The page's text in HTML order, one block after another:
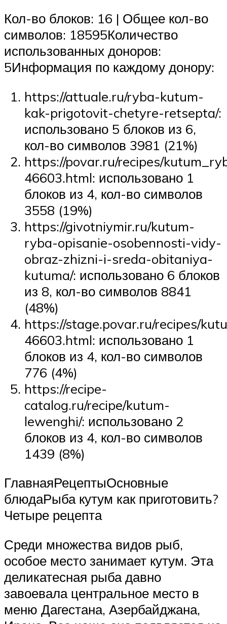
Кол-во блоков: 16 | Общее кол-во
символов: 18595Количество
использованных доноров:
5Информация по каждому донору:
https://attuale.ru/ryba-kutum-
kak-prigotovit-chetyre-retsepta/:
использовано 5 блоков из 6,
кол-во символов 3981 (21%)
https://povar.ru/recipes/
46603.html: использовано 1
блоков из 4, кол-во символов
3558 (19%)
https://givotniymir.ru/kutum-
ryba-opisanie-osobennosti-vidy-
obraz-zhizni-i-sreda-obitaniya-
kutuma/: использовано 6 блоков
из 8, кол-во символов 8841
(48%)
https://stage.povar.ru/recipes/
46603.html: использовано 1
блоков из 4, кол-во символов
776 (4%)
https://recipe-
catalog.ru/recipe/kutum-
lewenghi/: использовано 2
блоков из 4, кол-во символов
1439 (8%)
ГлавнаяРецептыОсновные
блюдаРыба кутум как приготовить?
Четыре рецепта
Среди множества видов рыб,
особое место занимает кутум. Эта
деликатесная рыба давно
завоевала центральное место в
меню Дагестана, Азербайджана,